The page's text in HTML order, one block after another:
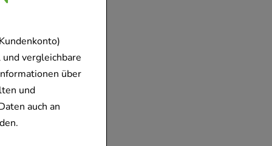
vergleichbare
über
und
auch an